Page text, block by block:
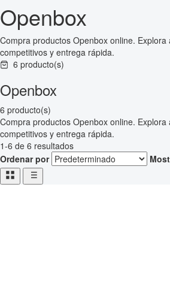
Openbox
Compra productos Openbox online.
competitivos y entrega rápida.
6 producto(s)
Openbox
6 producto(s)
Compra productos Openbox online.
competitivos y entrega rápida.
1-6 de 6 resultados
Ordenar por